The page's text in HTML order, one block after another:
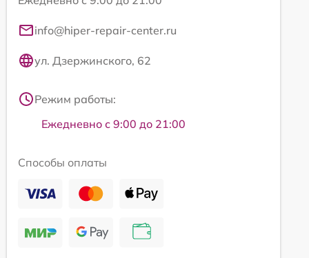
info@hiper-repair-center.ru
ул. Дзержинского, 62
Режим работы:
Ежедневно с 9:00 до 21:00
Способы оплаты